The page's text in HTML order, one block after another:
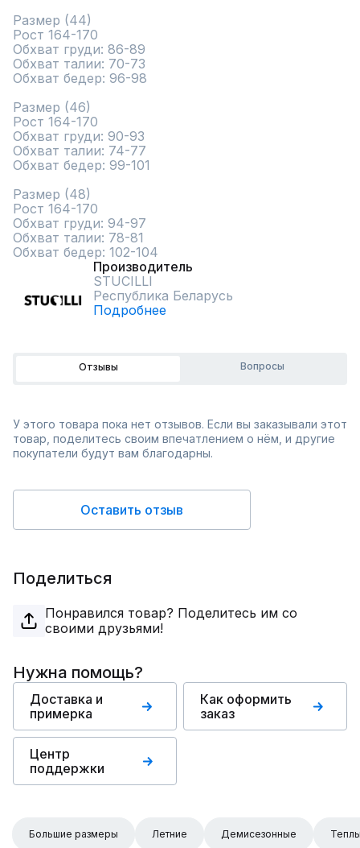
Размер (44)
Рост 164-170
Обхват груди: 86-89
Обхват талии: 70-73
Обхват бедер: 96-98
Размер (46)
Рост 164-170
Обхват груди: 90-93
Обхват талии: 74-77
Обхват бедер: 99-101
Размер (48)
Рост 164-170
Обхват груди: 94-97
Обхват талии: 78-81
Обхват бедер: 102-104
Производитель
STUCILLI
Республика Беларусь
Подробнее
Отзывы Вопросы
У этого товара пока нет отзывов. Если вы заказывали этот
товар, поделитесь своим впечатлением о нём, и другие
покупатели будут вам благодарны.
Оставить отзыв
Поделиться
Понравился товар? Поделитесь им со
своими друзьями!
Нужна помощь?
Доставка и
примерка
Как оформить
заказ
Центр
поддержки
Большие размеры Летние Демисезонные